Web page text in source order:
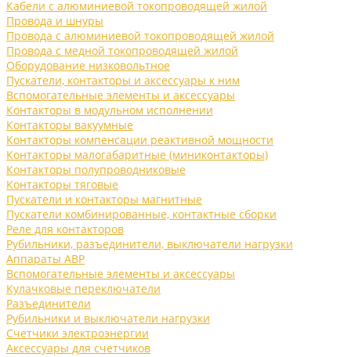
Кабели с алюминиевой токопроводящей жилой
Провода и шнуры
Провода с алюминиевой токопроводящей жилой
Провода с медной токопроводящей жилой
Оборудование низковольтное
Пускатели, контакторы и аксессуары к ним
Вспомогательные элементы и аксессуары
Контакторы в модульном исполнении
Контакторы вакуумные
Контакторы компенсации реактивной мощности
Контакторы малогабаритные (миниконтакторы)
Контакторы полупроводниковые
Контакторы тяговые
Пускатели и контакторы магнитные
Пускатели комбинированные, контактные сборки
Реле для контакторов
Рубильники, разъединители, выключатели нагрузки
Аппараты АВР
Вспомогательные элементы и аксессуары
Кулачковые переключатели
Разъединители
Рубильники и выключатели нагрузки
Счетчики электроэнергии
Аксессуары для счетчиков